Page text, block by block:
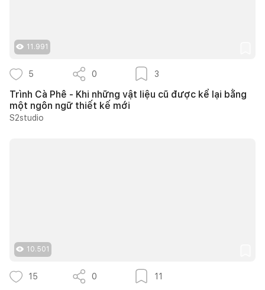
11.991
5 0 3
Trình Cà Phê - Khi những vật liệu cũ được kể lại bằng
một ngôn ngữ thiết kế mới
S2studio
10.501
15 0 11